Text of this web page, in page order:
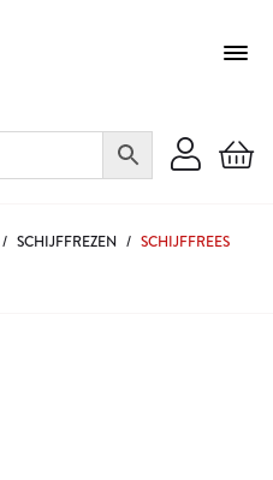
/ SCHIJFFREZEN / SCHIJFFREES